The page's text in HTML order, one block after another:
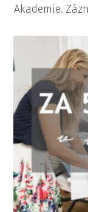
Akademie.